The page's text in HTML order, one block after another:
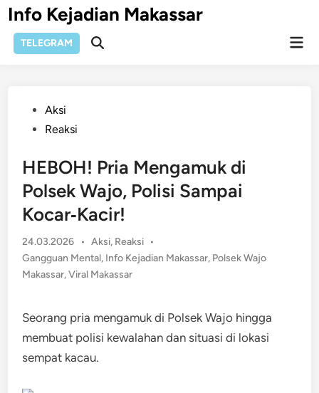
Skip
to
content
Info Kejadian Makassar
TELEGRAM
Open
PostedAksi
Reaksi
HEBOH! Pria Mengamuk di
Polsek Wajo, Polisi Sampai
Kocar‑Kacir!
24.03.2026 • Posted
in
Aksi, Reaksi •
Gangguan Mental, Info Kejadian Makassar, Polsek Wajo
Makassar,Viral Makassar
Seorang pria mengamuk di Polsek Wajo hingga
membuat polisi kewalahan dan situasi di lokasi
sempat kacau.